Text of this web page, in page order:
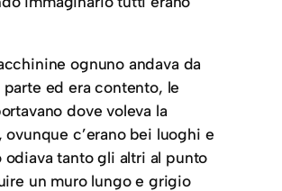
ognuno andava da
ed era contento, le
dove voleva la
ovunque c’erano bei luoghi e
odiava tanto gli altri al punto
un muro lungo e grigio